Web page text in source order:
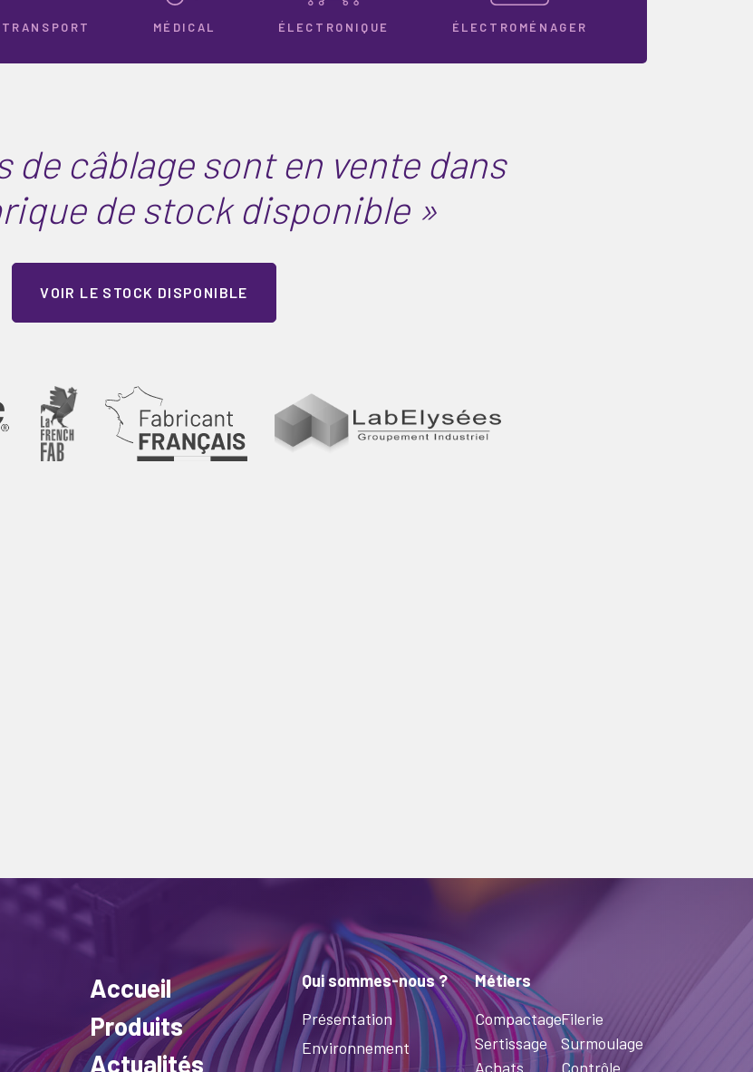
TRANSPORT MÉDICAL ÉLECTRONIQUE ÉLECTROMÉNAGER
de câblage sont en vente dans
de stock disponible »
VOIR LE STOCK DISPONIBLE
Accueil
Produits
Actualités
Qui sommes-nous ?
Présentation
Environnement
Métiers
CompactageFilerie
Sertissage
Surmoulage
Achats
Contrôle